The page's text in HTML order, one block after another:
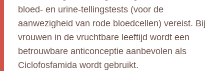
bloed- en urine-tellingstests (voor de
aanwezigheid van rode bloedcellen) vereist. Bij
vrouwen in de vruchtbare leeftijd wordt een
betrouwbare anticonceptie aanbevolen als
Ciclofosfamida wordt gebruikt.